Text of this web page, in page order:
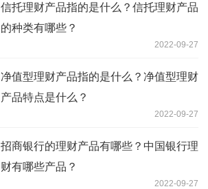
信托理财产品指的是什么？信托理财产品
的种类有哪些？
2022-09-27
净值型理财产品指的是什么？净值型理财
产品特点是什么？
2022-09-27
招商银行的理财产品有哪些？中国银行理
财有哪些产品？
2022-09-27